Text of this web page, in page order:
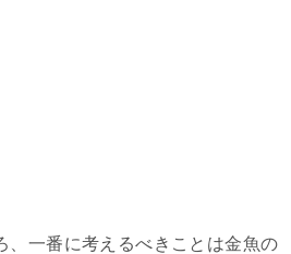
、一番に考えるべきことは金魚の